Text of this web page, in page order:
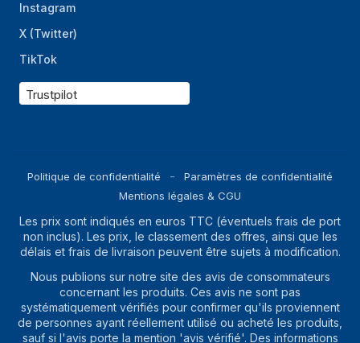
bruit
Détection audio
Type de source
CC
Consommation
électrique typique
5,7 W
Sortie CC en volts 12
Connectivité
Instagram
X (Twitter)
TikTok
Trustpilot
Politique de confidentialité
Paramètres de confidentialité
Mentions légales & CGU
Les prix sont indiqués en euros TTC (éventuels frais de port
non inclus). Les prix, le classement des offres, ainsi que les
délais et frais de livraison peuvent être sujets à modification.
Nous publions sur notre site des avis de consommateurs
concernant les produits. Ces avis ne sont pas
systématiquement vérifiés pour confirmer qu'ils proviennent
de personnes ayant réellement utilisé ou acheté les produits,
sauf si l'avis porte la mention 'avis vérifié'. Des informations